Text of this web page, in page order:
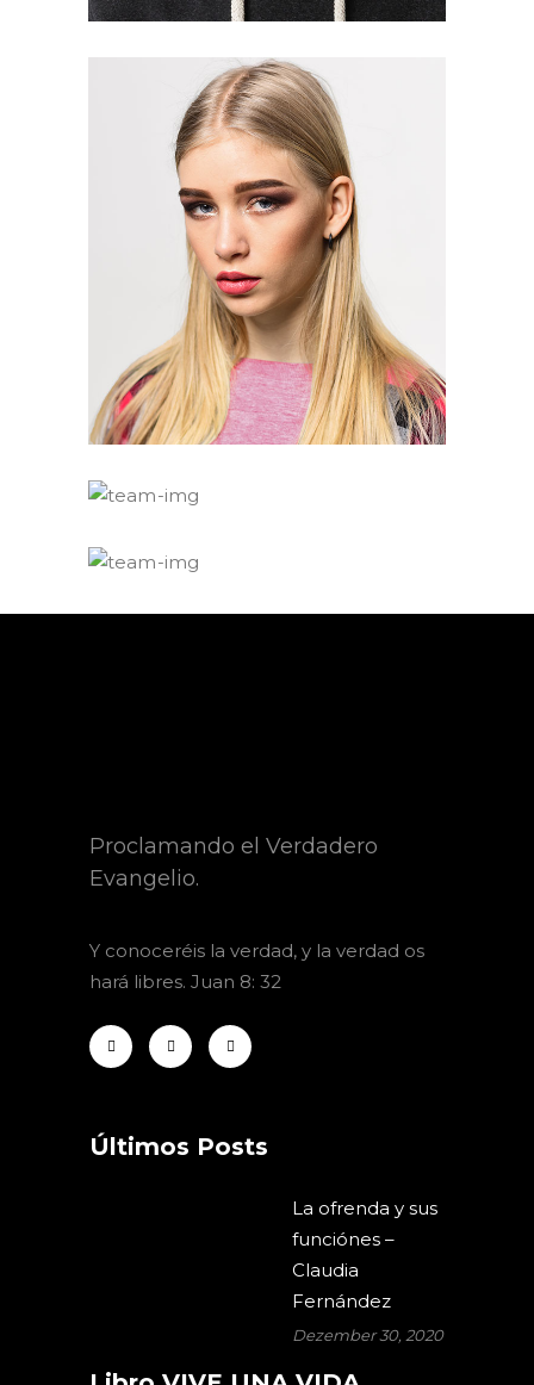
Morgan Jinx
Editor
Jim Hover
Sophie Torn
Proclamando el Verdadero
Evangelio.
Y conoceréis la verdad, y la verdad os
hará libres. Juan 8: 32
Últimos Posts
La ofrenda y sus
funciónes –
Claudia
Fernández
Dezember 30, 2020